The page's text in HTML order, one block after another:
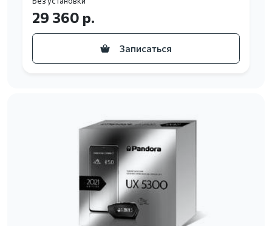
29 360 р.
Записаться